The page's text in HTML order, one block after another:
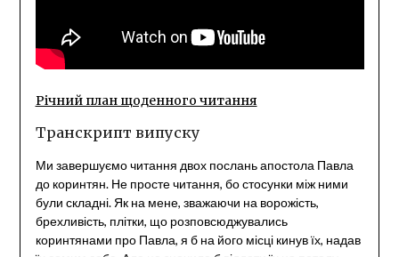
Річний план щоденного читання
Транскрипт випуску
Ми завершуємо читання двох послань апостола Павла
до коринтян. Не просте читання, бо стосунки між ними
були складні. Як на мене, зважаючи на ворожість,
брехливість, плітки, що розповсюджувались
коринтянами про Павла, я б на його місці кинув їх, надав